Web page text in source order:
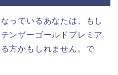
っているあなたは、もし
ンザーゴールドプレミア
方かもしれません。で